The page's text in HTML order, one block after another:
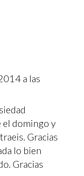
a las
el domingo y
Gracias
lo bien
Gracias